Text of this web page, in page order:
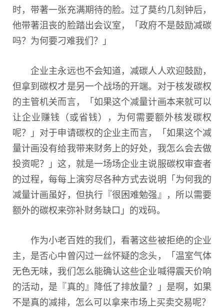
时，带著一张充满期待的脸。过了莫约几刻钟后，
他带著沮丧的脸踏出会议室，「政府不是鼓励减碳
吗？为何要刁难我们？」
企业主永远也不会知道，减碳人人欢迎鼓励，
但拿到碳权才是另一个战场的开端。对于核发碳权
的主管机关而言，「如果这个减量计画本来就可以
让企业赚钱（或省钱），为何需要额外核发碳权
呢？」对于申请碳权的企业主而言，「如果这个减
量计画没有给我带来财务上的好处，我怎么会去做
投资呢？」这，就是一场场企业主说服碳权审查者
的过程，每每上演穷尽各种方式去说明「为何我的
减量计画虽好，但执行『很困难勉强』，所以需要
额外的碳权来弥补财务缺口」的戏码。
作为小老百姓的我们，看著这些被拒绝的企业
主，是否心中曾闪过一丝怀疑的念头，「温室气体
无色无味，我们怎么能确认这些企业喊得震天价响
的活动，是『真的』降低了排放量？」是啊，如果
不是真的减排，怎么可以拿来市场上买卖交易呢？